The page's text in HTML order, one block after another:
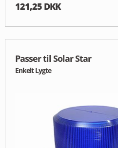
121,25 DKK
Passer til Solar Star
Enkelt Lygte